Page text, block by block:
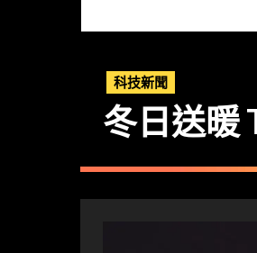
科技新聞
冬日送暖